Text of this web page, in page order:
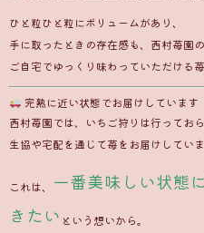
ひと粒ひと粒にボリュームがあり、
手に取ったときの存在感も、西村苺園
ご自宅でゆっくり味わっていただける
完熟に近い状態でお届けしています
西村苺園では、いちご狩りは行っておら
生協や宅配を通じて苺をお届けしていま
これは、
一番美味しい状態
きたい という想いから。